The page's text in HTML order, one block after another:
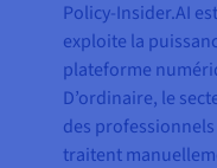
Policy-Insider.AI
exploite la
plateforme
D’ordinaire, le
des
traitent